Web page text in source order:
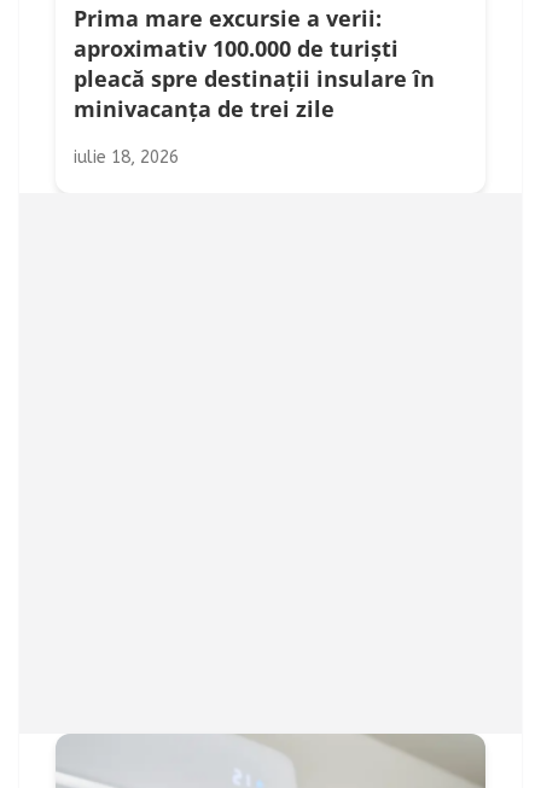
Prima mare excursie a verii:
aproximativ 100.000 de turiști
pleacă spre destinații insulare în
minivacanța de trei zile
iulie 18, 2026